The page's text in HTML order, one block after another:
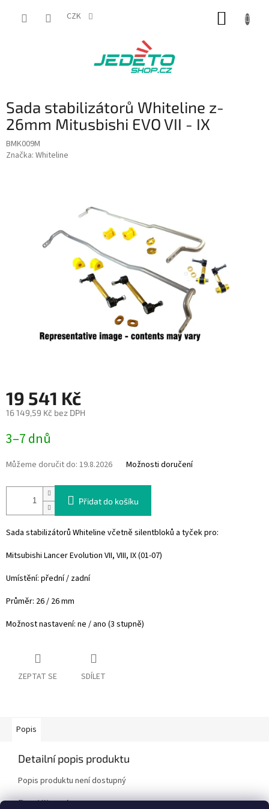
CZK
Sada stabilizátorů Whiteline z-
26mm Mitusbishi EVO VII - IX
BMK009M
Značka: Whiteline
19 541 Kč
16 149,59 Kč bez DPH
cena:
3–7 dnů
Můžeme doručit do: 19.8.2026 Možnosti doručení
Přidat do košíku
Sada stabilizátorů Whiteline včetně silentbloků a tyček pro:
Mitsubishi Lancer Evolution VII, VIII, IX (01-07)
Umístění: přední / zadní
Průměr: 26 / 26 mm
Možnost nastavení: ne / ano (3 stupně)
ZEPTAT SE SDÍLET
Popis
Detailní popis produktu
Popis produktu není dostupný
Doplňkové parametry